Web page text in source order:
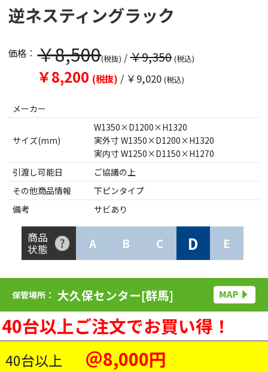
逆ネスティングラック
価格： ￥8,500(税抜) /￥9,350 (税込)
￥8,200 (税抜) / ￥9,020 (税込)
メーカー
サイズ(mm)
W1350×D1200×H1320
実外寸 W1350×D1200×H1320
実内寸 W1250×D1150×H1270
引渡し可能日
ご協議の上
その他商品情報
下ピンタイプ
備考
サビあり
商品
状態
A B C D E
保管場所： 大久保センター[群馬]
40台以上ご注文でお買い得！
40台以上 ＠8,000円